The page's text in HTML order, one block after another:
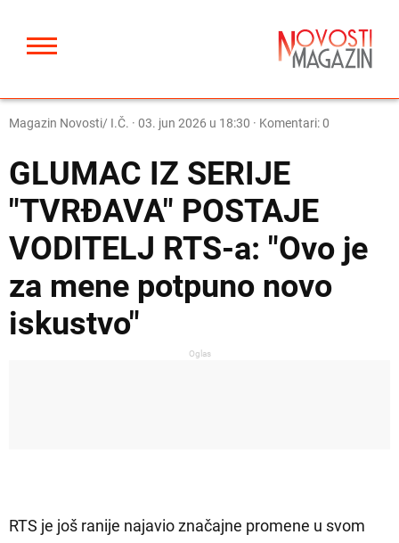
Magazin Novosti/ I.Č. · 03. jun 2026 u 18:30 · Komentari: 0
GLUMAC IZ SERIJE
"TVRĐAVA" POSTAJE
VODITELJ RTS-a: "Ovo je
za mene potpuno novo
iskustvo"
Oglas
RTS je još ranije najavio značajne promene u svom